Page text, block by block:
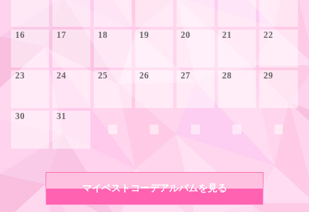
16 17 18 19 20 21 22
23 24 25 26 27 28 29
30 31
マイベストコーデアルバムを見る